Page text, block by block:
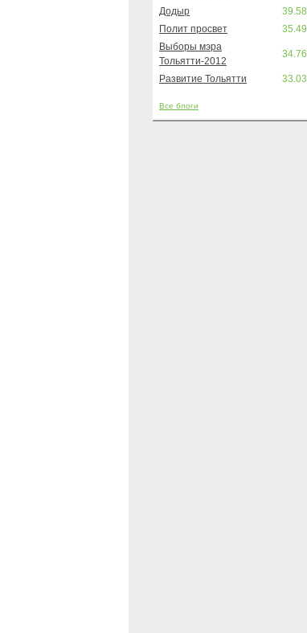
Додыр
39.58
Полит просвет
35.49
Выборы мэра
Тольятти-2012
34.76
Развитие Тольятти 33.03
Все блоги